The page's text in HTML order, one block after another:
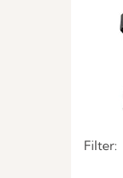
Filter: